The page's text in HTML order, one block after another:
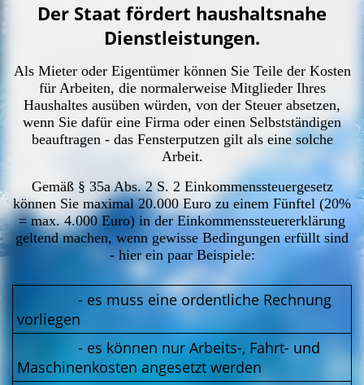
Der Staat fördert haushaltsnahe
Dienstleistungen.
Als Mieter oder Eigentümer können Sie Teile der Kosten
für Arbeiten, die normalerweise Mitglieder Ihres
Haushaltes ausüben würden, von der Steuer absetzen,
wenn Sie dafür eine Firma oder einen Selbstständigen
beauftragen - das Fensterputzen gilt als eine solche
Arbeit.
Gemäß § 35a Abs. 2 S. 2 Einkommenssteuergesetz
können Sie maximal 20.000 Euro zu einem Fünftel (20%
= max. 4.000 Euro) in der Einkommenssteuererklärung
geltend machen, wenn gewisse Bedingungen erfüllt sind
- hier ein paar Beispiele:
- es muss eine ordentliche Rechnung
vorliegen
- es können nur Arbeits-, Fahrt- und
Maschinenkosten angesetzt werden